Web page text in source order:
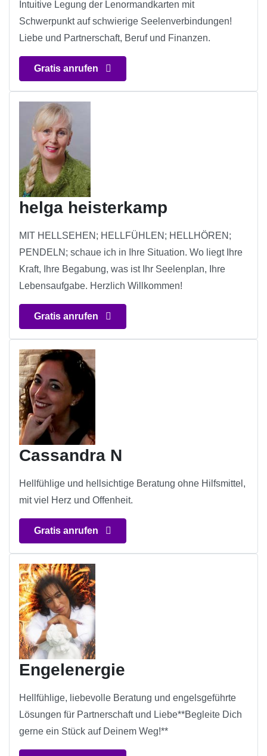
Intuitive Legung der Lenormandkarten mit
Schwerpunkt auf schwierige Seelenverbindungen!
Liebe und Partnerschaft, Beruf und Finanzen.
Gratis anrufen
helga heisterkamp
MIT HELLSEHEN; HELLFÜHLEN; HELLHÖREN;
PENDELN; schaue ich in Ihre Situation. Wo liegt Ihre
Kraft, Ihre Begabung, was ist Ihr Seelenplan, Ihre
Lebensaufgabe. Herzlich Willkommen!
Gratis anrufen
Cassandra N
Hellfühlige und hellsichtige Beratung ohne Hilfsmittel,
mit viel Herz und Offenheit.
Gratis anrufen
Engelenergie
Hellfühlige, liebevolle Beratung und engelsgeführte
Lösungen für Partnerschaft und Liebe**Begleite Dich
gerne ein Stück auf Deinem Weg!**